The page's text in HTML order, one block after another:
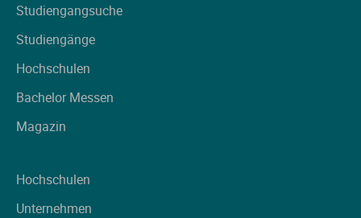
Studiengangsuche
Studiengänge
Hochschulen
Bachelor Messen
Magazin
Hochschulen
Unternehmen